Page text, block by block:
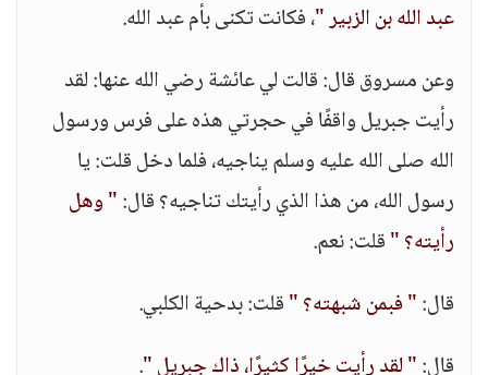
عبد الله بن الزبير "، فكانت تكنى بأم عبد الله.
وعن مسروق قال: قالت لي عائشة رضي الله عنها: لقد
رأيت جبريل واقفًا في حجرتي هذه على فرس ورسول
الله صلى الله عليه وسلم يناجيه، فلما دخل قلت: يا
رسول الله، من هذا الذي رأيتك تناجيه؟ قال:" وهل
رأيته؟ "قلت: نعم.
قال:" فبمن شبهته؟ "قلت: بدحية الكلبي.
قال:" لقد رأيت خيرًا كثيرًا، ذاك جبريل ".